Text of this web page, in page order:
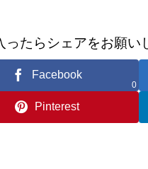
たらシェアをお願い
Facebook
0
Pinterest